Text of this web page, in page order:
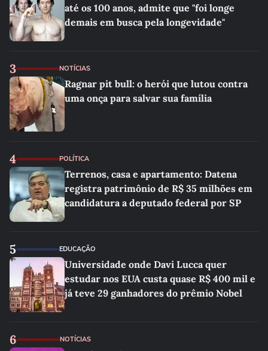
até os 100 anos, admite que "foi longe
demais em busca pela longevidade"
3 NOTÍCIAS
Ragnar pit bull: o herói que lutou contra
uma onça para salvar sua família
4 POLÍTICA
Terrenos, casa e apartamento: Datena
registra patrimônio de R$ 35 milhões em
candidatura a deputado federal por SP
5 EDUCAÇÃO
Universidade onde Davi Lucca quer
estudar nos EUA custa quase R$ 400 mil e
já teve 29 ganhadores do prêmio Nobel
6 NOTÍCIAS